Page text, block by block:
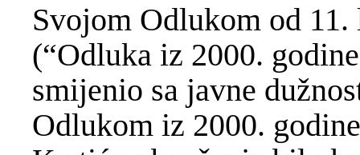
Svojom Odlukom od
(“Odluka iz 2000.
smijenio sa javne
Odlukom iz 2000.